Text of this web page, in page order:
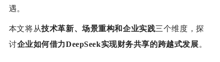
遇。
本文将从技术革新、场景重构和企业实践三个维度，探
讨企业如何借力DeepSeek实现财务共享的跨越式发展。